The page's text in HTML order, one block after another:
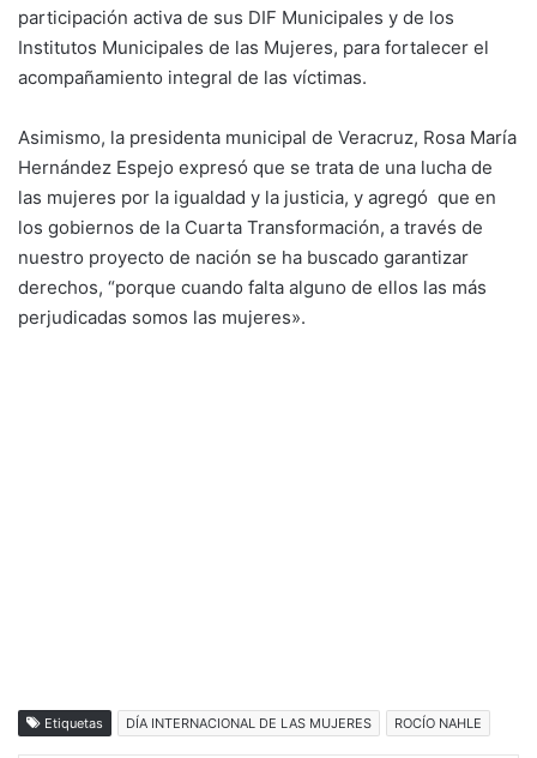
participación activa de sus DIF Municipales y de los
Institutos Municipales de las Mujeres, para fortalecer el
acompañamiento integral de las víctimas.
Asimismo, la presidenta municipal de Veracruz, Rosa María
Hernández Espejo expresó que se trata de una lucha de
las mujeres por la igualdad y la justicia, y agregó que en
los gobiernos de la Cuarta Transformación, a través de
nuestro proyecto de nación se ha buscado garantizar
derechos, “porque cuando falta alguno de ellos las más
perjudicadas somos las mujeres».
Etiquetas DÍA INTERNACIONAL DE LAS MUJERES ROCÍO NAHLE